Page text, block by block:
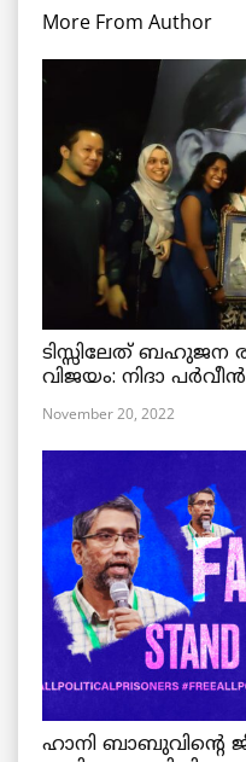
More From Author
ടിസ്സിലേത് ബഹുജന
വിജയം: നിദാ
November 20, 2022
ഹാനി ബാബുവിന്റെ